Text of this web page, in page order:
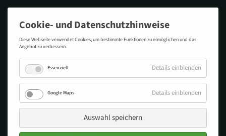
MEDITATION FÜR MEHR
ENTSPANNUNG UND
AUSGEGLICHENHEIT
Cookie- und Datenschutzhinweise
Diese Webseite verwendet Cookies, um bestimmte Funktionen zu ermöglichen und das
Angebot zu verbessern.
Essenziell Details einblenden
Google Maps Details einblenden
Auswahl speichern